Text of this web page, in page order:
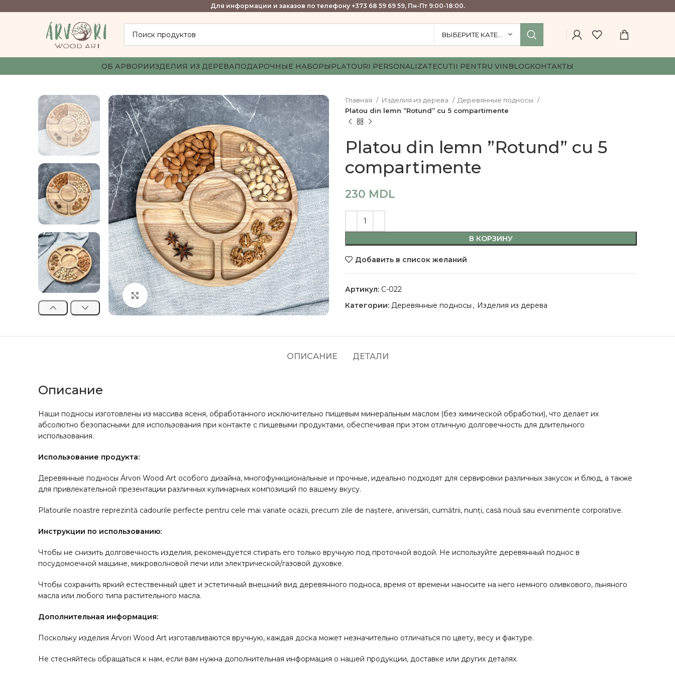
Для информации и заказов по телефону +373 68 59 69 59, Пн-Пт 9:00-18:00.
ОБ АРВОРИИЗДЕЛИЯ ИЗ ДЕРЕВАПОДАРОЧНЫЕ НАБОРЫPLATOURI PERSONALIZATECUTII PENTRU VINBLOGКОНТАКТЫ
Click to enlarge
Главная Изделия из дерева
Деревянные подносы
Platou din lemn ”Rotund” cu 5 compartimente
Platou din lemn ”Rotund” cu 5
compartimente
230 MDL
В КОРЗИНУ
Добавить в список желаний
Артикул: C-022
Категории: Деревянные подносы , Изделия из дерева
ОПИСАНИЕ ДЕТАЛИ
Описание
Наши подносы изготовлены из массива ясеня, обработанного исключительно пищевым минеральным маслом (без химической обработки), что делает их
абсолютно безопасными для использования при контакте с пищевыми продуктами, обеспечивая при этом отличную долговечность для длительного
использования.
Использование продукта:
Деревянные подносы Árvori Wood Art особого дизайна, многофункциональные и прочные, идеально подходят для сервировки различных закусок и блюд, а также
для привлекательной презентации различных кулинарных композиций по вашему вкусу.
Platourile noastre reprezintă cadourile perfecte pentru cele mai variate ocazii, precum zile de naștere, aniversări, cumătrii, nunți, casă nouă sau evenimente corporative.
Инструкции по использованию:
Чтобы не снизить долговечность изделия, рекомендуется стирать его только вручную под проточной водой. Не используйте деревянный поднос в
посудомоечной машине, микроволновой печи или электрической/газовой духовке.
Чтобы сохранить яркий естественный цвет и эстетичный внешний вид деревянного подноса, время от времени наносите на него немного оливкового, льняного
масла или любого типа растительного масла.
Дополнительная информация:
Поскольку изделия Árvori Wood Art изготавливаются вручную, каждая доска может незначительно отличаться по цвету, весу и фактуре.
Не стесняйтесь обращаться к нам, если вам нужна дополнительная информация о нашей продукции, доставке или других деталях.